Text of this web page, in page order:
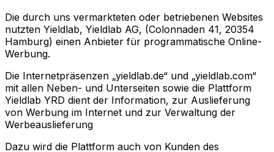
Die durch uns vermarkteten oder betriebenen Websites
nutzten Yieldlab, Yieldlab AG, (Colonnaden 41, 20354
Hamburg) einen Anbieter für programmatische Online-
Werbung.
Die Internetpräsenzen „yieldlab.de“ und „yieldlab.com“
mit allen Neben- und Unterseiten sowie die Plattform
Yieldlab YRD dient der Information, zur Auslieferung
von Werbung im Internet und zur Verwaltung der
Werbeauslieferung
Dazu wird die Plattform auch von Kunden des